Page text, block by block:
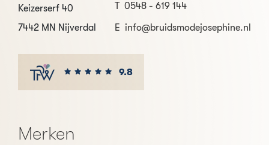
Keizerserf 40
7442 MN Nijverdal
T 0548 - 619 144
E info@bruidsmodejosephine.nl
9.8
Merken